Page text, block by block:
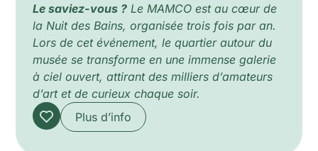
Le saviez-vous ? Le MAMCO est au cœur de
la Nuit des Bains, organisée trois fois par an.
Lors de cet événement, le quartier autour du
musée se transforme en une immense galerie
à ciel ouvert, attirant des milliers d’amateurs
d’art et de curieux chaque soir.
Plus d’info